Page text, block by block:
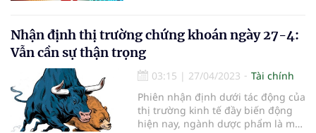
cao. Dự báo cho thấy nhóm cổ
phiếu ngành dược phẩm sẽ có cơ
hội tăng giá tích cực và tiề
Nhận định thị trường chứng khoán ngày 27-4:
Vẫn cần sự thận trọng
03:15 | 27/04/2023
Tài chính
Phiên nhận định dưới tác động của
thị trường kinh tế đầy biến động
hiện nay, ngành dược phẩm là một